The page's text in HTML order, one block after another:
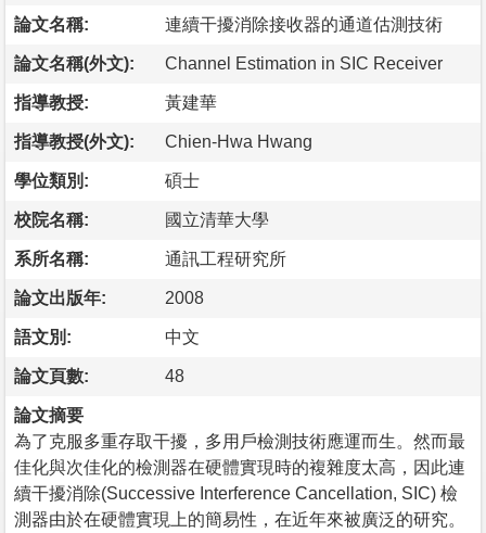
論文名稱: 連續干擾消除接收器的通道估測技術
論文名稱(外文): Channel Estimation in SIC Receiver
指導教授: 黃建華
指導教授(外文): Chien-Hwa Hwang
學位類別: 碩士
校院名稱: 國立清華大學
系所名稱: 通訊工程研究所
論文出版年: 2008
語文別: 中文
論文頁數: 48
論文摘要
為了克服多重存取干擾，多用戶檢測技術應運而生。然而最
佳化與次佳化的檢測器在硬體實現時的複雜度太高，因此連
續干擾消除(Successive Interference Cancellation, SIC) 檢
測器由於在硬體實現上的簡易性，在近年來被廣泛的研究。